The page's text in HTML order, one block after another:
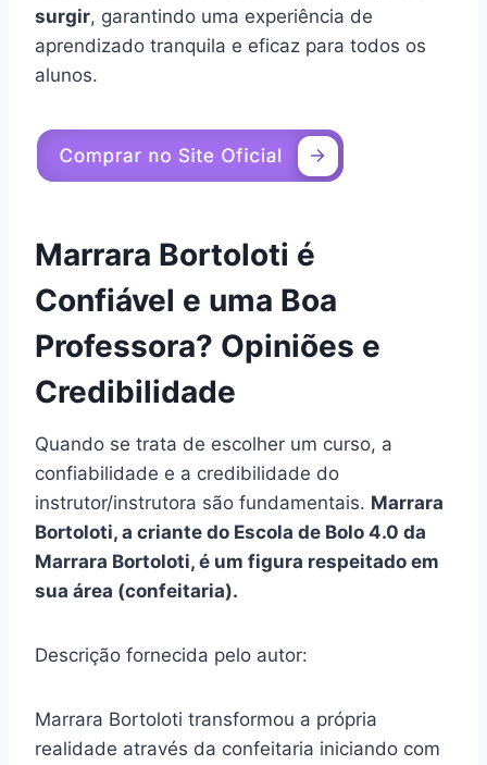
surgir, garantindo uma experiência de
aprendizado tranquila e eficaz para todos os
alunos.
Marrara Bortoloti é
Confiável e uma Boa
Professora? Opiniões e
Credibilidade
Quando se trata de escolher um curso, a
confiabilidade e a credibilidade do
instrutor/instrutora são fundamentais. Marrara
Bortoloti, a criante do Escola de Bolo 4.0 da
Marrara Bortoloti, é um figura respeitado em
sua área (confeitaria).
Descrição fornecida pelo autor:
Marrara Bortoloti transformou a própria
realidade através da confeitaria iniciando com